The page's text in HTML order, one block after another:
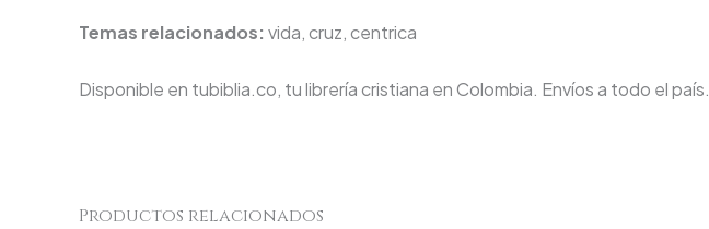
Temas relacionados: vida, cruz, centrica
Disponible en tubiblia.co, tu librería cristiana en Colombia. Envíos a todo el país.
Productos relacionados